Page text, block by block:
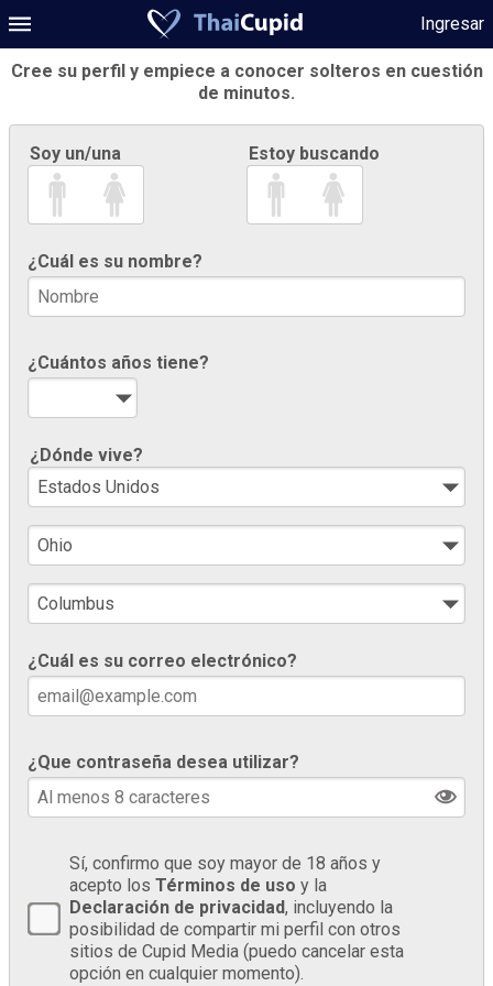
Ingresar
Cree su perfil y empiece a conocer solteros en cuestión
de minutos.
Soy un/una Estoy buscando
¿Cuál es su nombre?
¿Cuántos años tiene?
¿Dónde vive?
¿Cuál es su correo electrónico?
¿Que contraseña desea utilizar?
Sí, confirmo que soy mayor de 18 años y
acepto los Términos de uso y la
Declaración de privacidad, incluyendo la
posibilidad de compartir mi perfil con otros
sitios de Cupid Media (puedo cancelar esta
opción en cualquier momento).